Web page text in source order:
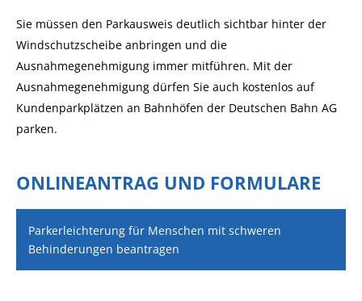
Sie müssen den Parkausweis deutlich sichtbar hinter der
Windschutzscheibe anbringen und die
Ausnahmegenehmigung immer mitführen. Mit der
Ausnahmegenehmigung dürfen Sie auch kostenlos auf
Kundenparkplätzen an Bahnhöfen der Deutschen Bahn AG
parken.
ONLINEANTRAG UND FORMULARE
Parkerleichterung für Menschen mit schweren
Behinderungen beantragen